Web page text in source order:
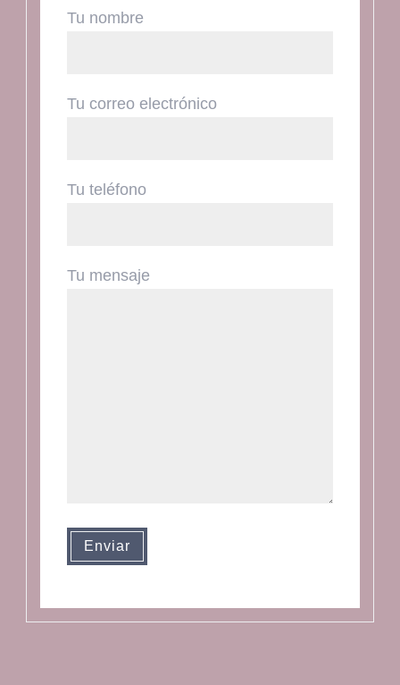
Tu nombre
Tu correo electrónico
Tu teléfono
Tu mensaje
Enviar